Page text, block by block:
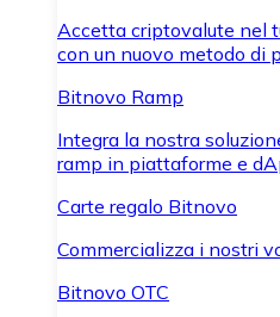
Accetta criptovalute nel
con un nuovo metodo di
Bitnovo Ramp
Integra la nostra
ramp in piattaforme e
Carte regalo Bitnovo
Commercializza i nostri
Bitnovo OTC